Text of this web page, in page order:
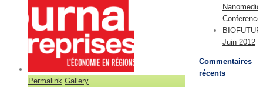
Permalink Gallery
Conference
BIOFUTUR
Juin 2012
Commentaires
récents